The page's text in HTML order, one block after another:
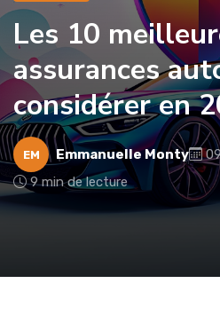
Les 10
assurances
considérer en
EM Emmanuelle Monty
9 min de lecture